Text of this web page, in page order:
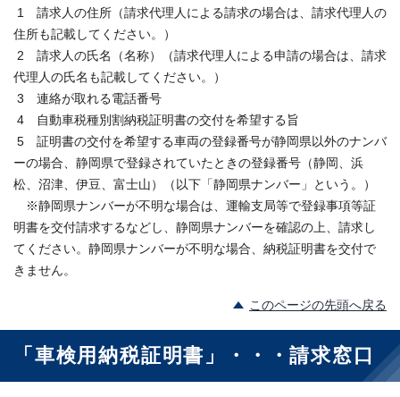
1 請求人の住所（請求代理人による請求の場合は、請求代理人の
住所も記載してください。）
2 請求人の氏名（名称）（請求代理人による申請の場合は、請求
代理人の氏名も記載してください。）
3 連絡が取れる電話番号
4 自動車税種別割納税証明書の交付を希望する旨
5 証明書の交付を希望する車両の登録番号が静岡県以外のナンバ
ーの場合、静岡県で登録されていたときの登録番号（静岡、浜
松、沼津、伊豆、富士山）（以下「静岡県ナンバー」という。）
※静岡県ナンバーが不明な場合は、運輸支局等で登録事項等証
明書を交付請求するなどし、静岡県ナンバーを確認の上、請求し
てください。静岡県ナンバーが不明な場合、納税証明書を交付で
きません。
このページの先頭へ戻る
「車検用納税証明書」・・・請求窓口